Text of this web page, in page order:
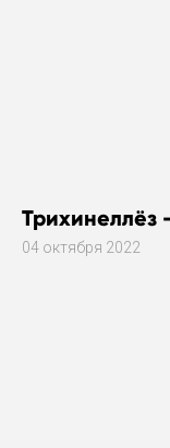
Трихинеллёз
04 октября 2022